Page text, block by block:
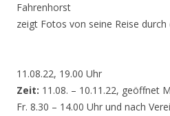
Fahrenhorst
zeigt Fotos von seine Reise
11.08.22, 19.00 Uhr
Zeit: 11.08. – 10.11.22, geöffnet
Fr. 8.30 – 14.00 Uhr und nach